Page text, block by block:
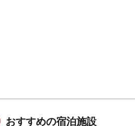
おすすめの宿泊施設